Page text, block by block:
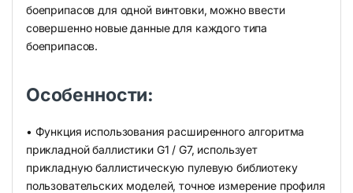
боеприпасов для одной винтовки, можно ввести
совершенно новые данные для каждого типа
боеприпасов.
Особенности:
• Функция использования расширенного алгоритма
прикладной баллистики G1 / G7, использует
прикладную баллистическую пулевую библиотеку
пользовательских моделей, точное измерение профиля